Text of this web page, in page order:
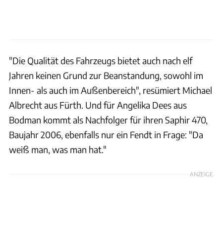
"Die Qualität des Fahrzeugs bietet auch nach elf
Jahren keinen Grund zur Beanstandung, sowohl im
Innen- als auch im Außenbereich", resümiert Michael
Albrecht aus Fürth. Und für Angelika Dees aus
Bodman kommt als Nachfolger für ihren Saphir 470,
Baujahr 2006, ebenfalls nur ein Fendt in Frage: "Da
weiß man, was man hat."
ANZEIGE